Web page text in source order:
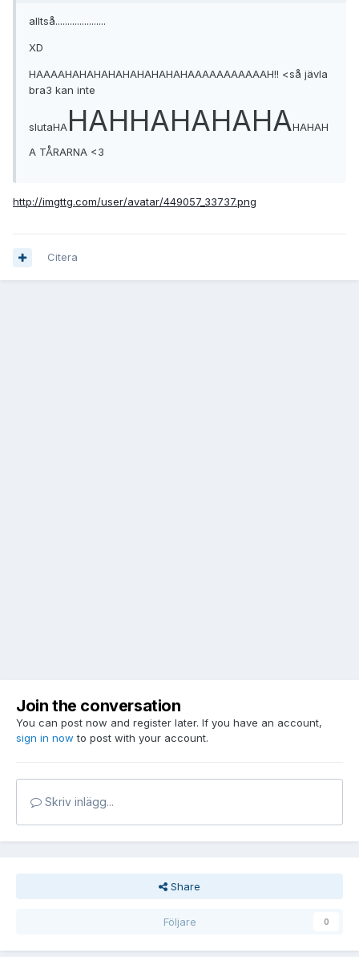
alltså.....................
XD
HAAAAHAHAHAHAHAHAHAHAHAAAAAAAAAAAH!! <så jävla
bra3 kan inte
slutaHAHAHHAHAHAHAHAHAH
A TÅRARNA <3
http://imgttg.com/user/avatar/449057_33737.png
Citera
Join the conversation
You can post now and register later. If you have an account,
sign in now to post with your account.
Skriv inlägg...
Share
Följare 0